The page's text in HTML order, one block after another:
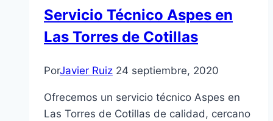
Servicio Técnico Aspes en
Las Torres de Cotillas
PorJavier Ruiz 24 septiembre, 2020
Ofrecemos un servicio técnico Aspes en
Las Torres de Cotillas de calidad, cercano